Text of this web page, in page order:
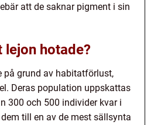
att de saknar pigment i sin
hotade?
på grund av habitatförlust,
Deras population uppskattas
300 och 500 individer kvar i
till en av de mest sällsynta